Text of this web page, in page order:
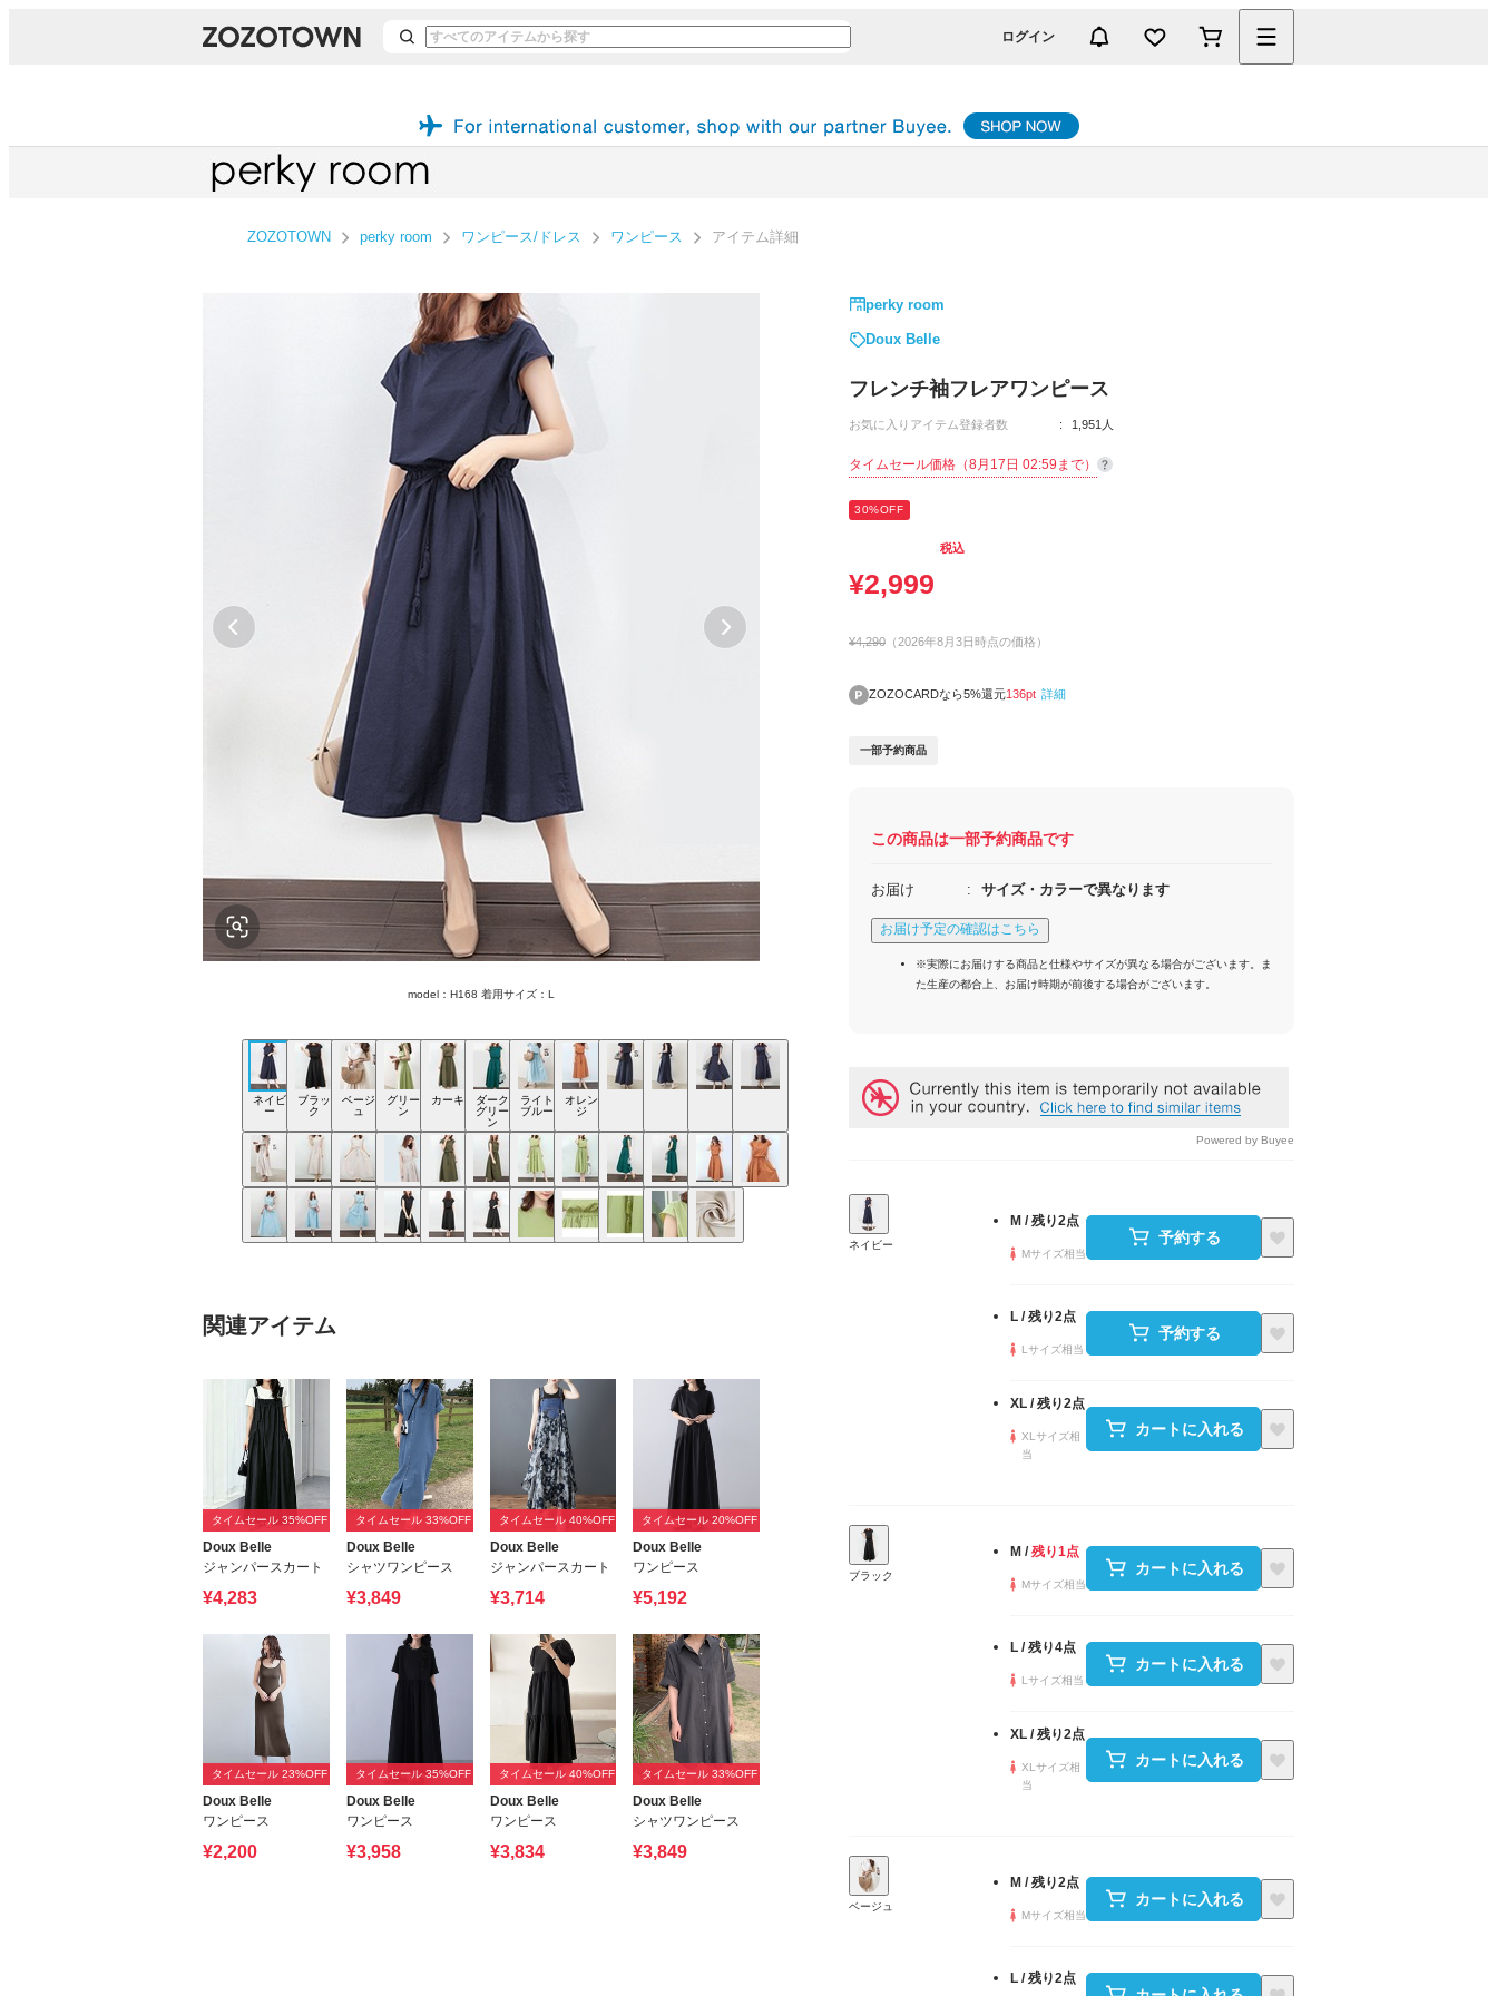
ログイン
ZOZOTOWN perky room ワンピース/ドレス ワンピース アイテム詳細
model：H168 着用サイズ：L
ネイビ
ー
ブラッ
ク
ベージ
ュ
グリー
ン
カーキ
ダーク
グリー
ン
ライト
ブルー
オレン
ジ
関連アイテム
タイムセール 35%OFF
Doux Belle
ジャンパースカート
¥4,283
タイムセール 33%OFF
Doux Belle
シャツワンピース
¥3,849
タイムセール 40%OFF
Doux Belle
ジャンパースカート
¥3,714
タイムセール 20%OFF
Doux Belle
ワンピース
¥5,192
タイムセール 23%OFF
Doux Belle
ワンピース
¥2,200
タイムセール 35%OFF
Doux Belle
ワンピース
¥3,958
タイムセール 40%OFF
Doux Belle
ワンピース
¥3,834
タイムセール 33%OFF
Doux Belle
シャツワンピース
¥3,849
perky room
Doux Belle
フレンチ袖フレアワンピース
お気に入りアイテム登録者数 1,951人
タイムセール価格 （8月17日 02:59まで）
30%OFF
¥2,999
税込
¥4,290 （2026年8月3日時点の価格）
ZOZOCARDなら5%還元136pt 詳細
一部予約商品
この商品は一部予約商品です
お届け サイズ・カラーで異なります
お届け予定の確認はこちら
※実際にお届けする商品と仕様やサイズが異なる場合がございます。ま
た生産の都合上、お届け時期が前後する場合がございます。
Powered by Buyee
ネイビー
M /残り2点
Mサイズ相当
予約する
L /残り2点
Lサイズ相当
予約する
XL /残り2点
XLサイズ相
当
カートに入れる
ブラック
M /残り1点
Mサイズ相当
カートに入れる
L /残り4点
Lサイズ相当
カートに入れる
XL /残り2点
XLサイズ相
当
カートに入れる
ベージュ
M /残り2点
Mサイズ相当
カートに入れる
L /残り2点